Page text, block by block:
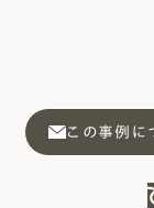
この事例に